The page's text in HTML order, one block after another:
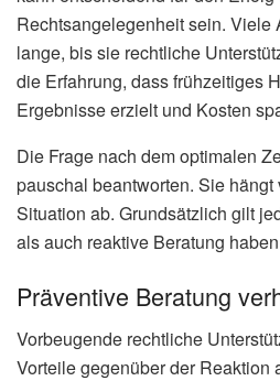
Rechtsangelegenheit sein. Viele
lange, bis sie rechtliche
die Erfahrung, dass frühzeitiges
Ergebnisse erzielt und Kosten
Die Frage nach dem optimalen
pauschal beantworten. Sie
Situation ab. Grundsätzlich gilt
als auch reaktive Beratung
Präventive Beratung
Vorbeugende rechtliche
Vorteile gegenüber der Reaktion